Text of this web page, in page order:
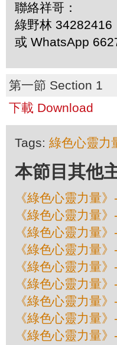
聯絡祥哥：
綠野林 34282416
或 WhatsApp
第一節 Section 1
下載 Download
Tags: 綠色心靈力
本節目其他
《綠色心靈力量
《綠色心靈力量
《綠色心靈力量
《綠色心靈力量
《綠色心靈力量
《綠色心靈力量
《綠色心靈力量
《綠色心靈力量
《綠色心靈力量